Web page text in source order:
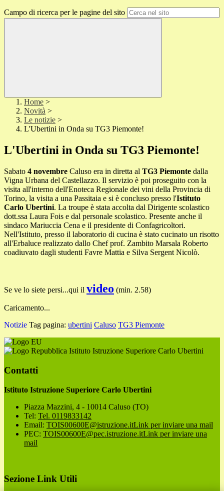
Campo di ricerca per le pagine del sito
Home >
Novità >
Le notizie >
L'Ubertini in Onda su TG3 Piemonte!
L'Ubertini in Onda su TG3 Piemonte!
Sabato 4 novembre Caluso era in diretta al TG3 Piemonte dalla
Vigna Urbana del Castellazzo. Il servizio è poi proseguito con la
visita all'interno dell'Enoteca Regionale dei vini della Provincia di
Torino, la visita a una Passitaia e si è concluso presso l'Istituto
Carlo Ubertini. La troupe è stata accolta dal Dirigente scolastico
dott.ssa Laura Fois e dal personale scolastico. Presente anche il
sindaco Mariuccia Cena e il presidente di Confagricoltori.
Nell'Istituto, presso il laboratorio di cucina è stato cucinato un risotto
all'Erbaluce realizzato dallo Chef prof. Zambito Marsala Roberto
coadiuvato dagli studenti Favre Mattia e Silva Sergent Nicolò.
Se ve lo siete persi...qui il video (min. 2.58)
Caricamento...
Notizie Tag pagina: ubertini Caluso TG3 Piemonte
Istituto Istruzione Superiore Carlo Ubertini
Contatti
Istituto Istruzione Superiore Carlo Ubertini
Piazza Mazzini, 4 - 10014 Caluso (TO)
Tel: Tel. 0119833142
Email: TOIS00600E@istruzione.itLink per inviare una mail
PEC: TOIS00600E@pec.istruzione.itLink per inviare una
mail
Sezione Link Utili